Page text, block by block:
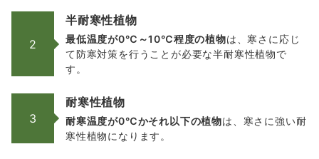
2
半耐寒性植物
最低温度が0℃～10℃程度の植物は、寒さに応じ
て防寒対策を行うことが必要な半耐寒性植物で
す。
3
耐寒性植物
耐寒温度が0℃かそれ以下の植物は、寒さに強い耐
寒性植物になります。